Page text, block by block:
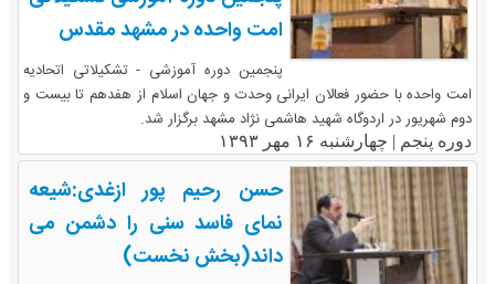
امت واحده در مشهد مقدس
پنجمین دوره آموزشی - تشکیلاتی اتحادیه
امت واحده با حضور فعالان ایرانی وحدت و جهان اسلام از هفدهم تا بیست و
دوم شهریور در اردوگاه شهید هاشمی نژاد مشهد برگزار شد.
دوره پنجم | چهارشنبه ۱۶ مهر ۱۳۹۳
حسن رحیم پور ازغدی:شیعه
نمای فاسد سنی را دشمن می
داند(بخش نخست)